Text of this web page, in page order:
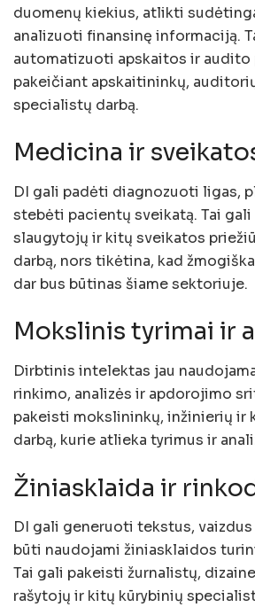
duomenų kiekius, atlikti
analizuoti finansinę informaciją.
automatizuoti apskaitos ir audito
pakeičiant apskaitininkų,
specialistų darbą.
Medicina ir
DI gali padėti diagnozuoti ligas,
stebėti pacientų sveikatą. Tai
slaugytojų ir kitų sveikatos
darbą, nors tikėtina, kad
dar bus būtinas šiame sektoriuje.
Mokslinis tyrimai ir
Dirbtinis intelektas jau
rinkimo, analizės ir apdorojimo
pakeisti mokslininkų, inžinierių ir
darbą, kurie atlieka tyrimus ir
Žiniasklaida ir
DI gali generuoti tekstus, vaizdus
būti naudojami žiniasklaidos
Tai gali pakeisti žurnalistų,
rašytojų ir kitų kūrybinių